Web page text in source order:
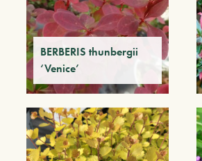
BERBERIS thunbergii
‘Venice’